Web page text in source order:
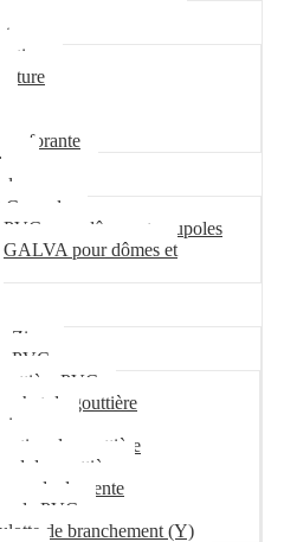
PVC pour dômes et coupoles
GALVA pour dômes et
Zinc
PVC
PVC
de gouttière
de gouttière
de gouttière
de descente
PVC
de branchement (Y)